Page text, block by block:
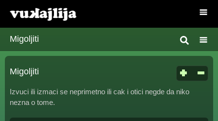
Migoljiti
Migoljiti
Izvuci ili izmaci se neprimetno ili cak i otici negde da niko
nezna o tome.